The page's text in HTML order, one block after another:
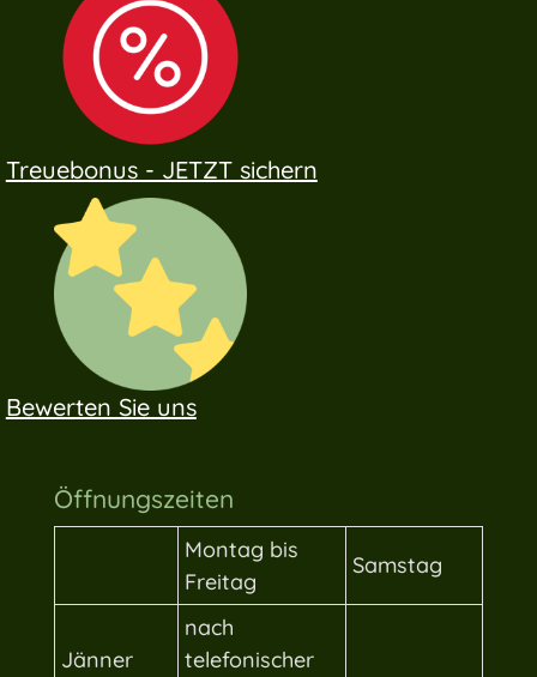
Treuebonus - JETZT sichern
Bewerten Sie uns
Öffnungszeiten
Montag bis
Freitag
Samstag
Jänner
nach
telefonischer